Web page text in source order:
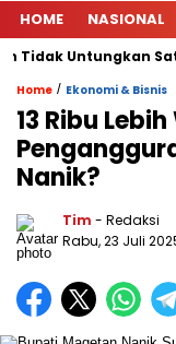
HOME NASIONAL
Untungkan Satu
Home / Ekonomi & Bisnis
13 Ribu
Nanik?
Tim - Redaksi
Rabu, 23 Juli